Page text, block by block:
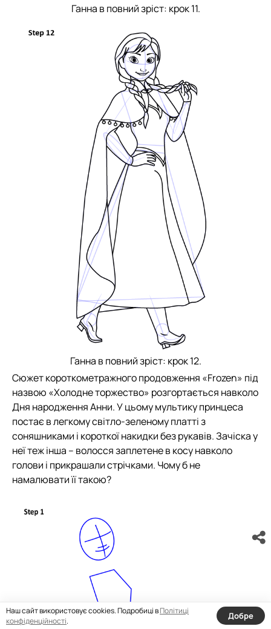
Ганна в повний зріст: крок 11.
Ганна в повний зріст: крок 12.
Сюжет короткометражного продовження «Frozen» під
назвою «Холодне торжество» розгортається навколо
Дня народження Анни. У цьому мультику принцеса
постає в легкому світло-зеленому платті з
соняшниками і короткої накидки без рукавів. Зачіска у
неї теж інша – волосся заплетене в косу навколо
голови і прикрашали стрічками. Чому б не
намалювати її такою?
Наш сайт використовує cookies. Подробиці вПолітиці
конфіденційності. Добре